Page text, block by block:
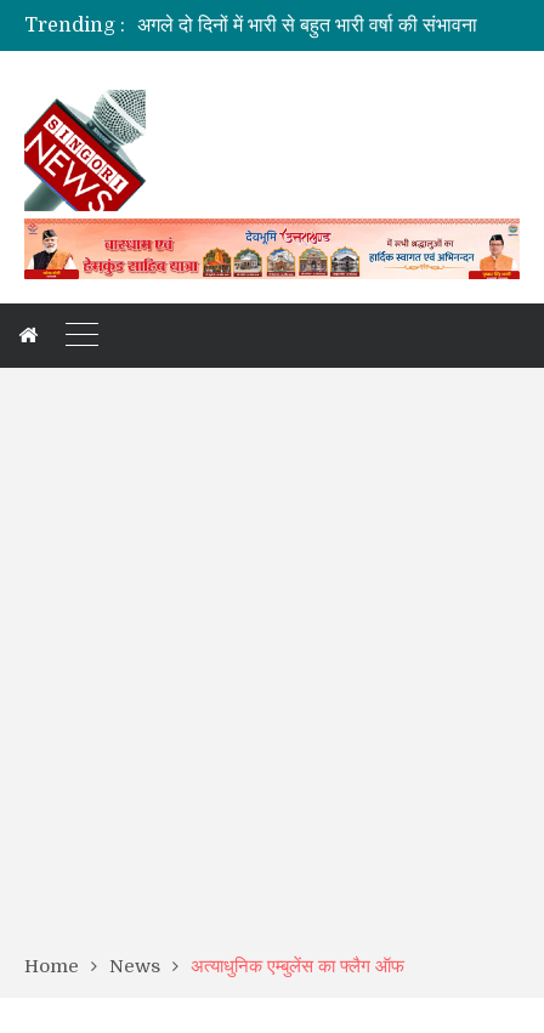
Trending :
अगले दो दिनों में भारी से बहुत भारी वर्षा की संभावना
दुःखदः वाहन दुर्घटनाग्रस्त, पांच की मौत
कांवड़ यात्रा: देखिए, नीलकंठ क्षेत्र की झलकियां
Home News अत्याधुनिक एम्बुलेंस का फ्लैग ऑफ